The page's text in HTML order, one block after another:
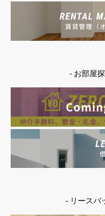
- お部屋
- リースバ